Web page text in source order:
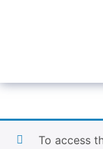
To access